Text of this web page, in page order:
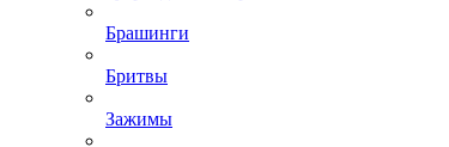
Брашинги
Бритвы
Зажимы